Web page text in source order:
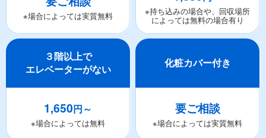
※場合によっては実質無料 ※持ち込みの場合や、回収場所
によっては無料の場合有り
３階以上で
エレベーターがない
1,650円～
※場合によっては無料
化粧カバー付き
要ご相談
※場合によっては実質無料